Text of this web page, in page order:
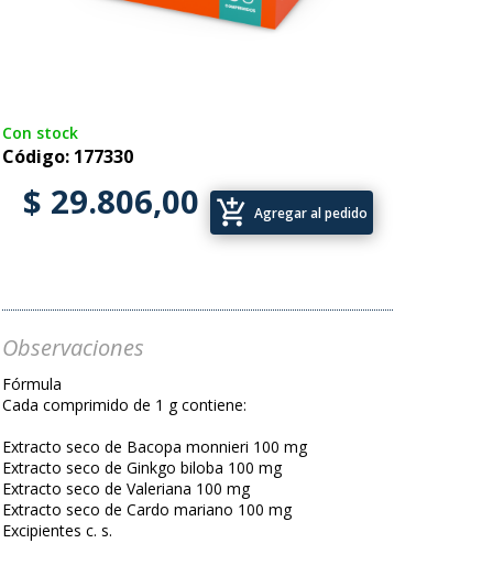
Con stock
Código: 177330
$ 29.806,00 add_shopping_cart Agregar al pedido
Observaciones
Fórmula
Cada comprimido de 1 g contiene:
Extracto seco de Bacopa monnieri 100 mg
Extracto seco de Ginkgo biloba 100 mg
Extracto seco de Valeriana 100 mg
Extracto seco de Cardo mariano 100 mg
Excipientes c. s.